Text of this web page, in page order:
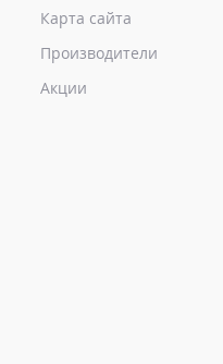
Карта сайта
Производители
Акции